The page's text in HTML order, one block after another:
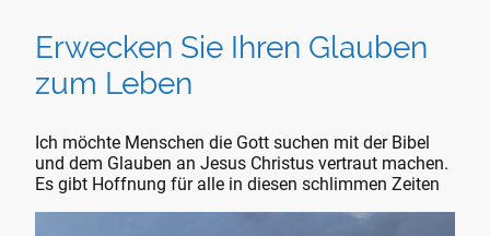
Erwecken Sie Ihren Glauben
zum Leben
Ich möchte Menschen die Gott suchen mit der Bibel
und dem Glauben an Jesus Christus vertraut machen.
Es gibt Hoffnung für alle in diesen schlimmen Zeiten